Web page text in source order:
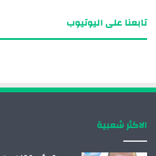
تابعنا على اليوتيوب
الاكثر شعبية